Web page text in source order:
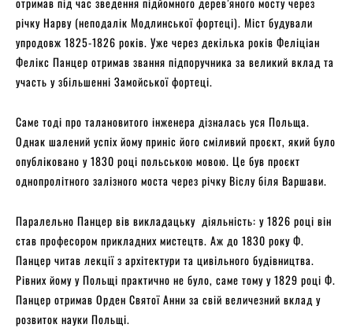
річку Нарву (неподалік Модлинської фортеці). Міст будували
упродовж 1825-1826 років. Уже через декілька років Феліціан
Фелікс Панцер отримав звання підпоручника за великий вклад та
участь у збільшенні Замойської фортеці.
Саме тоді про талановитого інженера дізналась уся Польща.
Однак шалений успіх йому приніс його сміливий проєкт, який було
опубліковано у 1830 році польською мовою. Це був проєкт
однопролітного залізного моста через річку Віслу біля Варшави.
Паралельно Панцер вів викладацьку діяльність: у 1826 році він
став професором прикладних мистецтв. Аж до 1830 року Ф.
Панцер читав лекції з архітектури та цивільного будівництва.
Рівних йому у Польщі практично не було, саме тому у 1829 році Ф.
Панцер отримав Орден Святої Анни за свій величезний вклад у
розвиток науки Польщі.